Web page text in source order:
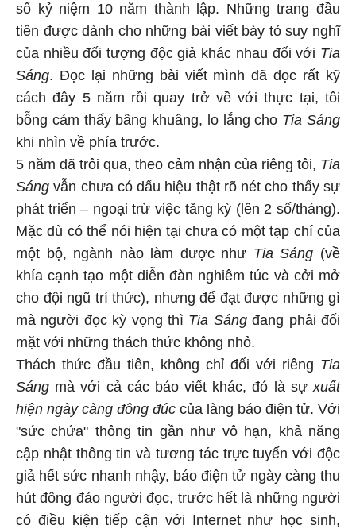
số kỷ niệm 10 năm thành lập. Những trang đầu
tiên được dành cho những bài viết bày tỏ suy nghĩ
của nhiều đối tượng độc giả khác nhau đối với Tia
Sáng. Đọc lại những bài viết mình đã đọc rất kỹ
cách đây 5 năm rồi quay trở về với thực tại, tôi
bỗng cảm thấy bâng khuâng, lo lắng cho Tia Sáng
khi nhìn về phía trước.
5 năm đã trôi qua, theo cảm nhận của riêng tôi, Tia
Sáng vẫn chưa có dấu hiệu thật rõ nét cho thấy sự
phát triển – ngoại trừ việc tăng kỳ (lên 2 số/tháng).
Mặc dù có thể nói hiện tại chưa có một tạp chí của
một bộ, ngành nào làm được như Tia Sáng (về
khía cạnh tạo một diễn đàn nghiêm túc và cởi mở
cho đội ngũ trí thức), nhưng để đạt được những gì
mà người đọc kỳ vọng thì Tia Sángđang phải đối
mặt với những thách thức không nhỏ.
Thách thức đầu tiên, không chỉ đối với riêng Tia
Sáng mà với cả các báo viết khác, đó là sựxuất
hiện ngày càng đông đúc của làng báo điện tử. Với
"sức chứa" thông tin gần như vô hạn, khả năng
cập nhật thông tin và tương tác trực tuyến với độc
giả hết sức nhanh nhậy, báo điện tử ngày càng thu
hút đông đảo người đọc, trước hết là những người
có điều kiện tiếp cận với Internet như học sinh,